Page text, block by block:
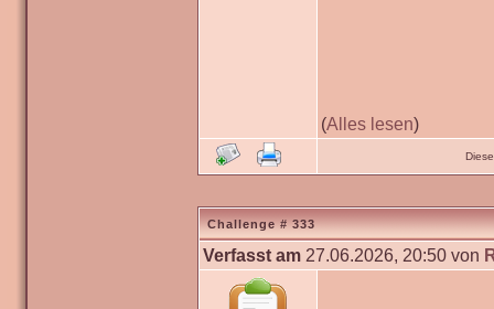
(Alles lesen)
Challenge # 333
Verfasst am 27.06.2026, 20:50 von